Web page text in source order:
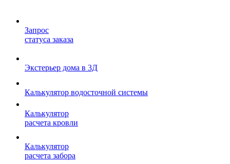
Запрос
статуса заказа
Экстерьер дома в 3Д
Калькулятор водосточной системы
Калькулятор
расчета кровли
Калькулятор
расчета забора